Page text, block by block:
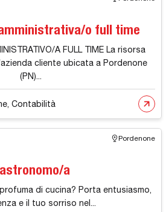
o full time
A FULL TIME La risorsa
cliente ubicata a Pordenone
(PN)...
Contabilità
Pordenone
a
di cucina? Porta entusiasmo,
e il tuo sorriso nel...